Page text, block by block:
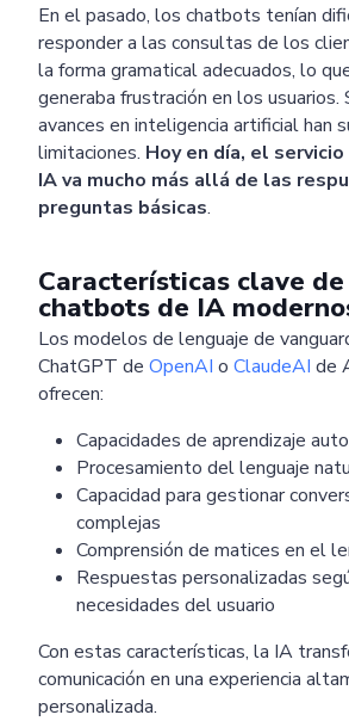
En el pasado, los chatbots tenían
responder a las consultas de los
la forma gramatical adecuados, lo
generaba frustración en los usuarios.
avances en inteligencia artificial han
limitaciones. Hoy en día, el
IA va mucho más allá de las
preguntas básicas.
Características clave
chatbots de IA
Los modelos de lenguaje de
ChatGPT de OpenAI o ClaudeAI de
ofrecen:
Capacidades de aprendizaje
Procesamiento del lenguaje
Capacidad para gestionar
complejas
Comprensión de matices en el
Respuestas personalizadas
necesidades del usuario
Con estas características, la IA
comunicación en una experiencia
personalizada.